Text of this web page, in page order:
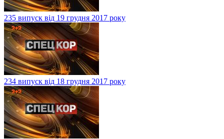
235 випуск від 19 грудня 2017 року
234 випуск від 18 грудня 2017 року